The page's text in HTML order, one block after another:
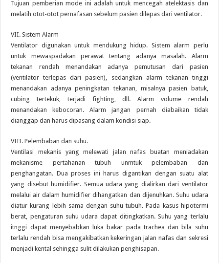
Tujuan pemberian mode ini adalah untuk mencegah atelektasis dan
melatih otot-otot pernafasan sebelum pasien dilepas dari ventilator.
VII. Sistem Alarm
Ventilator digunakan untuk mendukung hidup. Sistem alarm perlu
untuk mewaspadakan perawat tentang adanya masalah. Alarm
tekanan rendah menandakan adanya pemutusan dari pasien
(ventilator terlepas dari pasien), sedangkan alarm tekanan tinggi
menandakan adanya peningkatan tekanan, misalnya pasien batuk,
cubing tertekuk, terjadi fighting, dll. Alarm volume rendah
menandakan kebocoran. Alarm jangan pernah diabaikan tidak
dianggap dan harus dipasang dalam kondisi siap.
VIII. Pelembaban dan suhu.
Ventilasi mekanis yang melewati jalan nafas buatan meniadakan
mekanisme pertahanan tubuh unmtuk pelembaban dan
penghangatan. Dua proses ini harus digantikan dengan suatu alat
yang disebut humidifier. Semua udara yang dialirkan dari ventilator
melalui air dalam humidifier dihangatkan dan dijenuhkan. Suhu udara
diatur kurang lebih sama dengan suhu tubuh. Pada kasus hipotermi
berat, pengaturan suhu udara dapat ditingkatkan. Suhu yang terlalu
itnggi dapat menyebabkan luka bakar pada trachea dan bila suhu
terlalu rendah bisa mengakibatkan kekeringan jalan nafas dan sekresi
menjadi kental sehingga sulit dilakukan penghisapan.